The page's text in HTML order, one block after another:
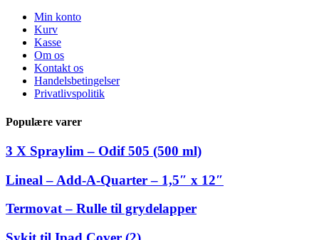
Min konto
Kurv
Kasse
Om os
Kontakt os
Handelsbetingelser
Privatlivspolitik
Populære varer
3 X Spraylim – Odif 505 (500 ml)
Lineal – Add-A-Quarter – 1,5″ x 12″
Termovat – Rulle til grydelapper